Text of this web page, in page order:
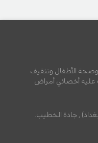
الأطفال وتثقيف
عليه أخصائي أمراض
, جادة الخطيب.